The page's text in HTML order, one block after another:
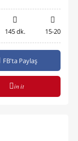
145 dk. 15-20
FB'ta Paylaş
in it